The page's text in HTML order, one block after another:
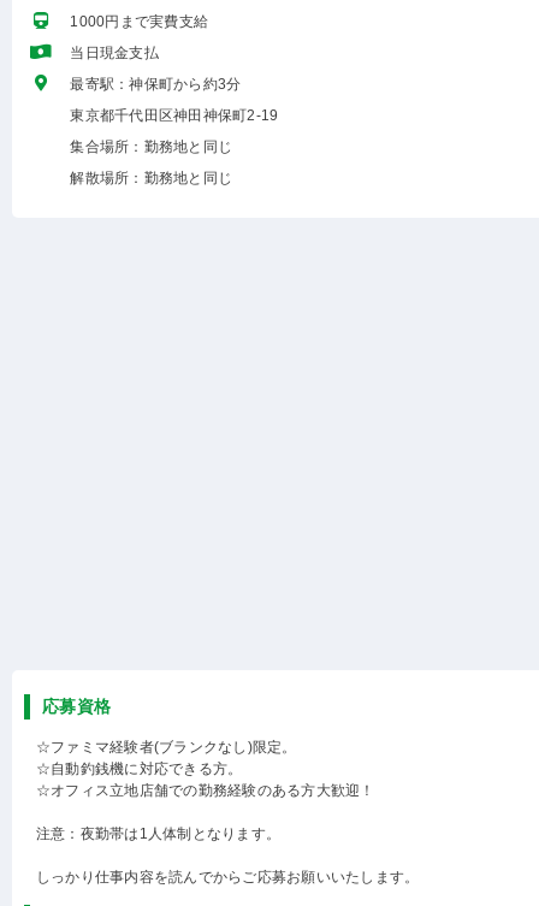
1000円まで実費支給
当日現金支払
最寄駅：神保町から約3分
東京都千代田区神田神保町2-19
集合場所：勤務地と同じ
解散場所：勤務地と同じ
応募資格
☆ファミマ経験者(ブランクなし)限定。
☆自動釣銭機に対応できる方。
☆オフィス立地店舗での勤務経験のある方大歓迎！
注意：夜勤帯は1人体制となります。
しっかり仕事内容を読んでからご応募お願いいたします。